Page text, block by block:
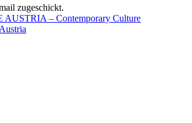
zugeschickt.
AUSTRIA – Contemporary Culture